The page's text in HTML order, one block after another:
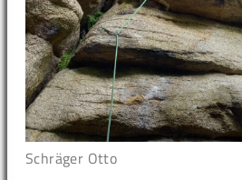
Schräger Otto